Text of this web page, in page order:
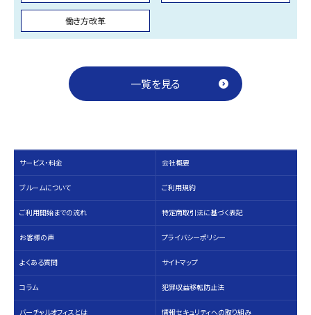
働き方改革
一覧を見る
サービス・料⾦
ブルームについて
ご利用開始までの流れ
お客様の声
よくある質問
コラム
バーチャルオフィスとは
会社概要
ご利用規約
特定商取引法に基づく表記
プライバシーポリシー
サイトマップ
犯罪収益移転防止法
情報セキュリティへの取り組み